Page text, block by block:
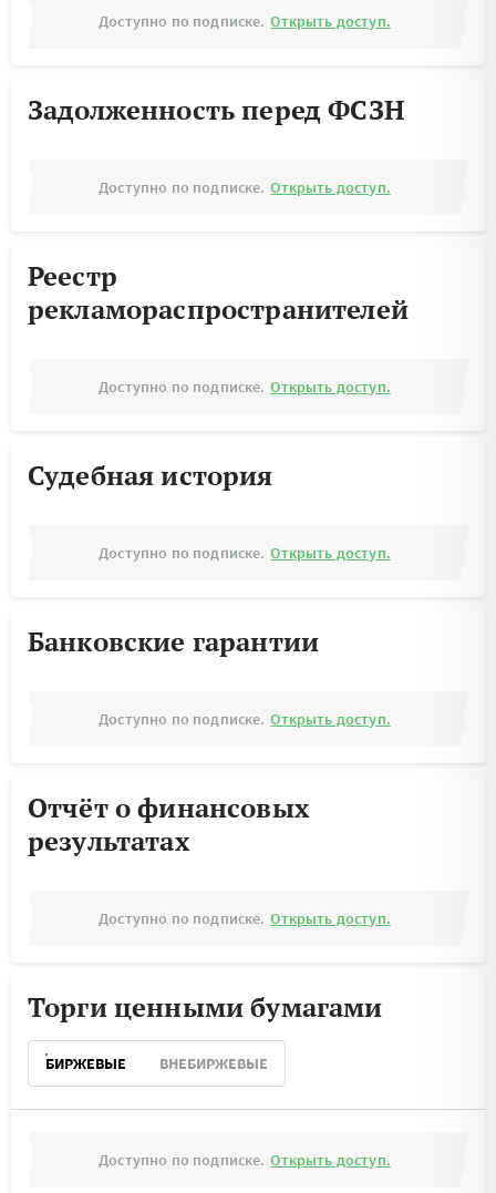
Доступно по подписке. Открыть доступ.
Задолженность перед ФСЗН
Доступно по подписке. Открыть доступ.
Реестр
рекламораспространителей
Доступно по подписке. Открыть доступ.
Судебная история
Доступно по подписке. Открыть доступ.
Банковские гарантии
Доступно по подписке. Открыть доступ.
Отчёт о финансовых
результатах
Доступно по подписке. Открыть доступ.
Торги ценными бумагами
БИРЖЕВЫЕ ВНЕБИРЖЕВЫЕ
Доступно по подписке. Открыть доступ.